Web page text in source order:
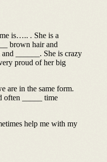
is….. . She is a
brown hair and
______. She is crazy
proud of her big
are in the same form.
often _____ time
help me with my